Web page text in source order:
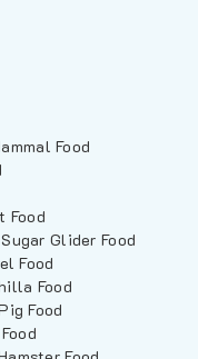
Food
Food
Glider Food
Food
Food
Food